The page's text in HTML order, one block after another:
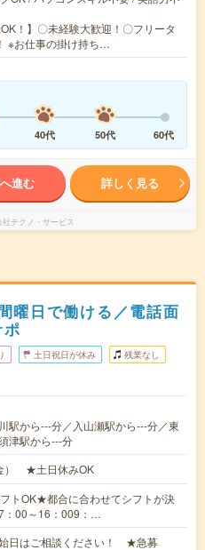
！】〇未経験大歓迎！〇フリータ
※お仕事の掛け持ち…
40代 50代 60代
進む 詳しく見る
社テクノ・サービス
曜日で働ける／電話面
土日祝日が休み 残業なし
駅から---分／入山瀬駅から---分／東
津駅から---分
） ★土日休みOK
トOK★都合に合わせてシフトが決
：00～16：009：…
日はご相談ください！ ★急募